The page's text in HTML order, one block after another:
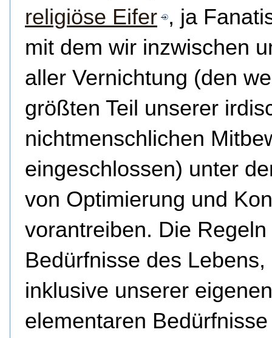
religiöse Eifer , ja
mit dem wir inzwischen
aller Vernichtung (den
größten Teil unserer
nichtmenschlichen
eingeschlossen) unter
von Optimierung und
vorantreiben. Die Regeln
Bedürfnisse des Lebens,
inklusive unserer eigenen
elementaren